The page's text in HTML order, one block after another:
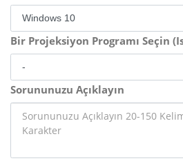
Bir Projeksiyon Programı Seçin
Sorununuzu Açıklayın